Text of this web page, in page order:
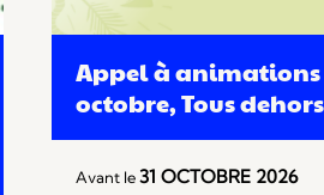
Appel à animations
octobre, Tous
Avant le31 OCTOBRE 2026